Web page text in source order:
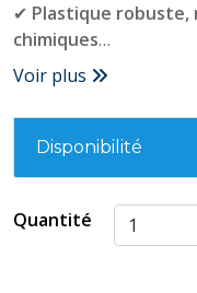
✔ Plastique robuste,
chimiques
✔ Joint intégré pour
Installation simple
✔Convient aux
Entretien facile et
Voir plus
Disponibilité
Quantité